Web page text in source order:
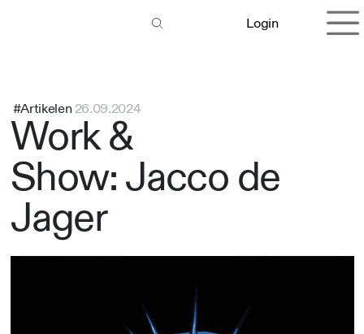
Login
#Artikelen 26.09.2024
Work &
Show: Jacco de
Jager